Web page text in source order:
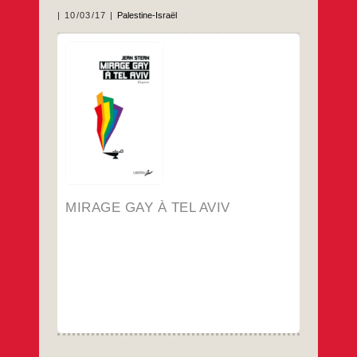
10/03/17 Palestine-Israël
MIRAGE GAY À TEL AVIV
Cet ouvrage sera disponible le 16 mars
Pour commander en ligne sur le site de